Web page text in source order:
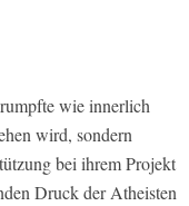
wie innerlich
wird, sondern
bei ihrem Projekt
Druck der Atheisten